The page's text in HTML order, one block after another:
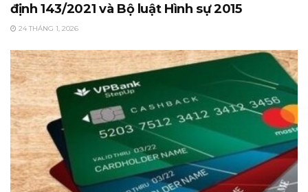
định 143/2021 và Bộ luật Hình sự 2015
24 THÁNG 1, 2026